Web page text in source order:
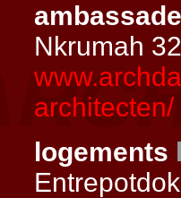
Nkrumah
architecten/
logements